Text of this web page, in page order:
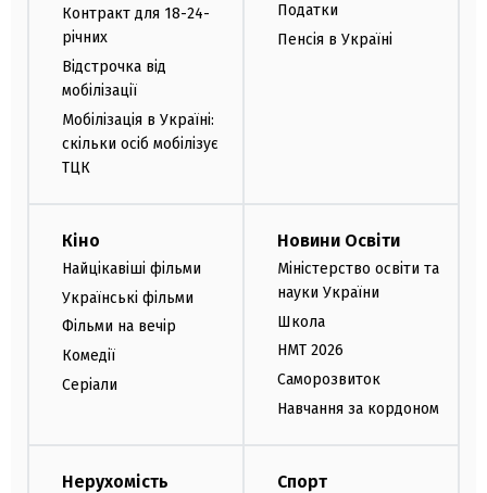
Контракт для 18-24-
річних
Відстрочка від
мобілізації
Мобілізація в Україні:
скільки осіб мобілізує
ТЦК
Податки
Пенсія в Україні
Кіно
Найцікавіші фільми
Українські фільми
Фільми на вечір
Комедії
Серіали
Новини Освіти
Міністерство освіти та
науки України
Школа
НМТ 2026
Саморозвиток
Навчання за кордоном
Нерухомість Спорт